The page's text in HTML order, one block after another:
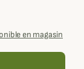
en magasin